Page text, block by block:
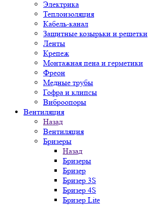
Электрика
Теплоизоляция
Кабель-канал
Защитные козырьки и решетки
Ленты
Крепеж
Монтажная пена и герметики
Фреон
Медные трубы
Гофра и клипсы
Виброопоры
Вентиляция
Назад
Вентиляция
Бризеры
Назад
Бризеры
Бризер
Бризер 3S
Бризер 4S
Бризер Lite